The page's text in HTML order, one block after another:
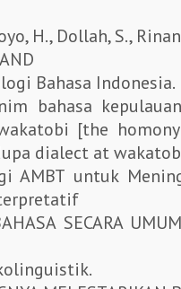
H., Dollah, S.,
Bahasa Indonesia.
bahasa
[the
dialect at
AMBT untuk
SECARA